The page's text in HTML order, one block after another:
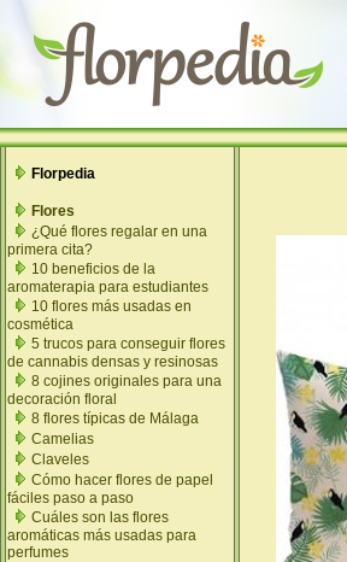
Florpedia
Flores
¿Qué flores regalar en una
primera cita?
10 beneficios de la
aromaterapia para estudiantes
10 flores más usadas en
cosmética
5 trucos para conseguir flores
de cannabis densas y resinosas
8 cojines originales para una
decoración floral
8 flores típicas de Málaga
Camelias
Claveles
Cómo hacer flores de papel
fáciles paso a paso
Cuáles son las flores
aromáticas más usadas para
perfumes